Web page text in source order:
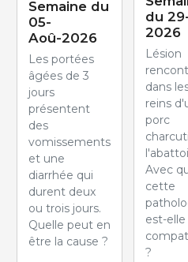
Semaine du
05-
Aoû-2026
Les portées
âgées de 3
jours
présentent
des
vomissements
et une
diarrhée qui
durent deux
ou trois jours.
Quelle peut en
être la cause ?
du
2026
Lésion
dans
reins
porc
Avec
cette
est-elle
?